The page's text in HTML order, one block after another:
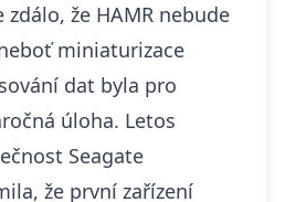
zdálo, že HAMR nebude
miniaturizace
dat byla pro
úloha. Letos
Seagate
že první zařízení